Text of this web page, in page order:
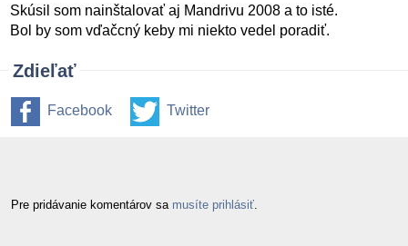
Skúsil som nainštalovať aj Mandrivu 2008 a to isté.
Bol by som vďačcný keby mi niekto vedel poradiť.
Zdieľať
Facebook Twitter
Pre pridávanie komentárov sa musíte prihlásiť